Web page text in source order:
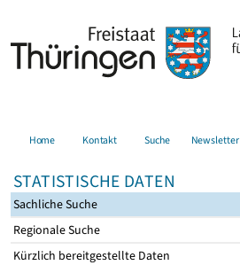
Home Kontakt Suche Newsletter
STATISTISCHE DATEN
Sachliche Suche
Regionale Suche
Kürzlich bereitgestellte Daten